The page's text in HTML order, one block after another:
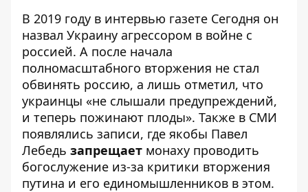
В 2019 году в интервью газете Сегодня он
назвал Украину агрессором в войне с
россией. А после начала
полномасштабного вторжения не стал
обвинять россию, а лишь отметил, что
украинцы «не слышали предупреждений,
и теперь пожинают плоды». Также в СМИ
появлялись записи, где якобы Павел
Лебедь запрещает монаху проводить
богослужение из-за критики вторжения
путина и его единомышленников в этом.